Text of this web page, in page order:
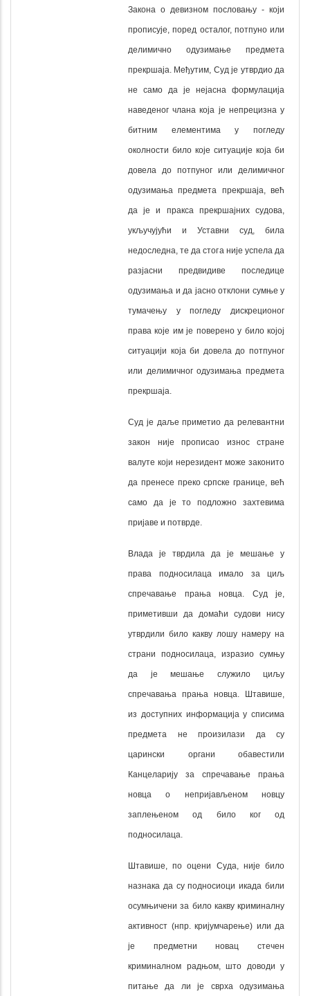
Закона о девизном пословању - који
прописује, поред осталог, потпуно или
делимично одузимање предмета
прекршаја. Међутим, Суд је утврдио да
не само да је нејасна формулација
наведеног члана која је непрецизна у
битним елементима у погледу
околности било које ситуације која би
довела до потпуног или делимичног
одузимања предмета прекршаја, већ
да је и пракса прекршајних судова,
укључујући и Уставни суд, била
недоследна, те да стога није успела да
разјасни предвидиве последице
одузимања и да јасно отклони сумње у
тумачењу у погледу дискреционог
права које им је поверено у било којој
ситуацији која би довела до потпуног
или делимичног одузимања предмета
прекршаја.
Суд је даље приметио да релевантни
закон није прописао износ стране
валуте који нерезидент може законито
да пренесе преко српске границе, већ
само да је то подложно захтевима
пријаве и потврде.
Влада је тврдила да је мешање у
права подносилаца имало за циљ
спречавање прања новца. Суд је,
приметивши да домаћи судови нису
утврдили било какву лошу намеру на
страни подносилаца, изразио сумњу
да је мешање служило циљу
спречавања прања новца. Штавише,
из доступних информација у списима
предмета не произилази да су
царински органи обавестили
Канцеларију за спречавање прања
новца о непријављеном новцу
заплењеном од било ког од
подносилаца.
Штавише, по оцени Суда, није било
назнака да су подносиоци икада били
осумњичени за било какву криминалну
активност (нпр. кријумчарење) или да
је предметни новац стечен
криминалном радњом, што доводи у
питање да ли је сврха одузимања